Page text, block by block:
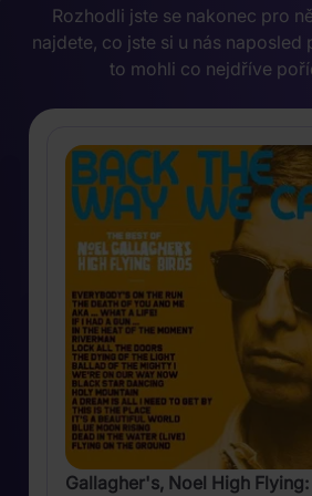
Rozhodli jste se nakonec pro
najdete, co jste si u nás naposled
to mohli co nejdříve
Gallagher's, Noel High